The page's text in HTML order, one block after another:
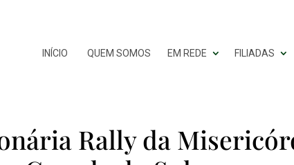
INÍCIO QUEM SOMOS EM REDE FILIADAS
Rally da